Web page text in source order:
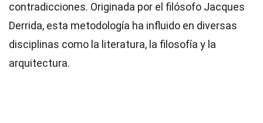
contradicciones. Originada por el filósofo Jacques
Derrida, esta metodología ha influido en diversas
disciplinas como la literatura, la filosofía y la
arquitectura.